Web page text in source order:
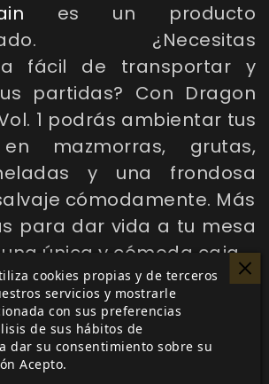
es un producto
¿Necesitas
fácil de transportar y
partidas? Con Dragon
1 podrás ambientar tus
mazmorras, grutas,
y una frondosa
cómodamente. Más
para dar vida a tu mesa
única y cómoda caja.
cookies propias y de terceros
servicios y mostrarle
con sus preferencias
de sus hábitos de
dar su consentimiento sobre su
Acepto.